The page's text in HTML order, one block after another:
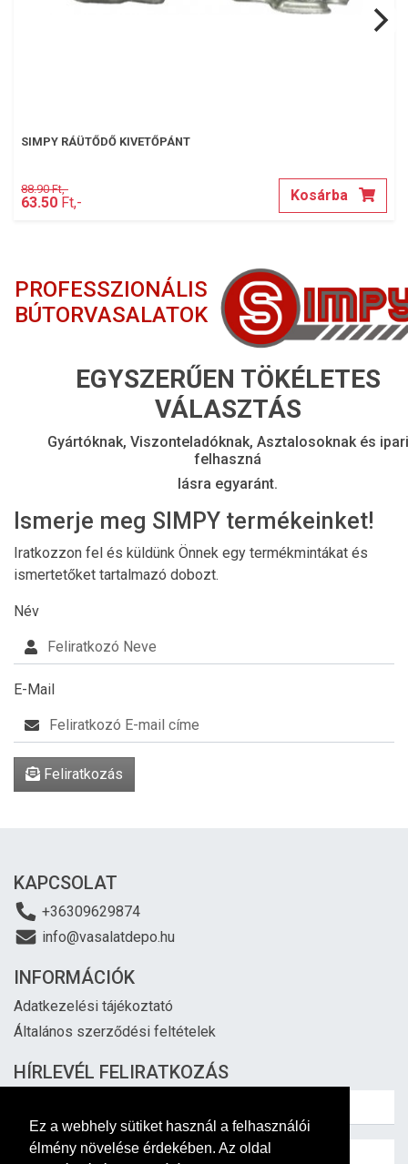
Ez a webhely sütiket használ a felhasználói
élmény növelése érdekében. Az oldal
SIMPY RÁÜTŐDŐ KIVETŐPÁNT
88.90 Ft,-
63.50 Ft,- Kosárba
PROFESSZIONÁLIS
BÚTORVASALATOK
EGYSZERŰEN TÖKÉLETES
VÁLASZTÁS
Gyártóknak, Viszonteladóknak, Asztalosoknak és ipari
felhaszná
lásra egyaránt.
Ismerje meg SIMPY termékeinket!
Iratkozzon fel és küldünk Önnek egy termékmintákat és
ismertetőket tartalmazó dobozt.
Név
E-Mail
Feliratkozás
KAPCSOLAT
+36309629874
info@vasalatdepo.hu
INFORMÁCIÓK
Adatkezelési tájékoztató
Általános szerződési feltételek
HÍRLEVÉL FELIRATKOZÁS